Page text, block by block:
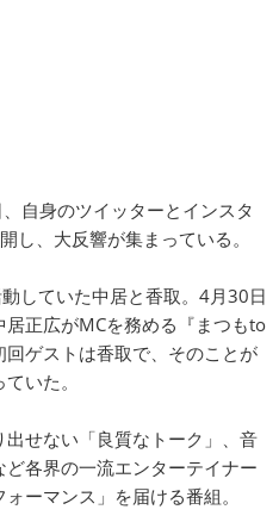
自身のツイッターとインスタ
し、大反響が集まっている。
していた中居と香取。4月30日
正広がMCを務める『まつもto
ゲストは香取で、そのことが
いた。
せない「良質なトーク」、音
各界の一流エンターテイナー
ーマンス」を届ける番組。